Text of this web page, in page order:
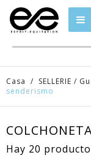
Casa / SELLERIE /
senderismo
Hay 20
Product